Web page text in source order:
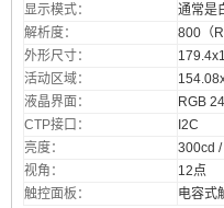
显示模式：
通常是
解析度：
800（
外形尺寸：
活动区域：
液晶界面：
RGB
CTP接口：
I2C
亮度：
300cd /
视角：
12点
触控面板：
电容式